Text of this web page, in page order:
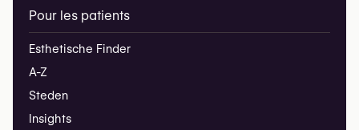
Pour les patients
Esthetische Finder
A-Z
Steden
Insights